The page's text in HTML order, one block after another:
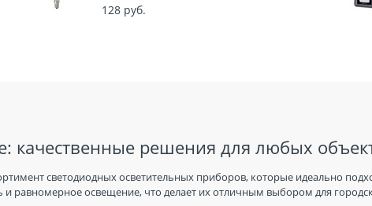
128 руб.
качественные решения для любых
светодиодных осветительных приборов, которые идеально
и равномерное освещение, что делает их отличным выбором для